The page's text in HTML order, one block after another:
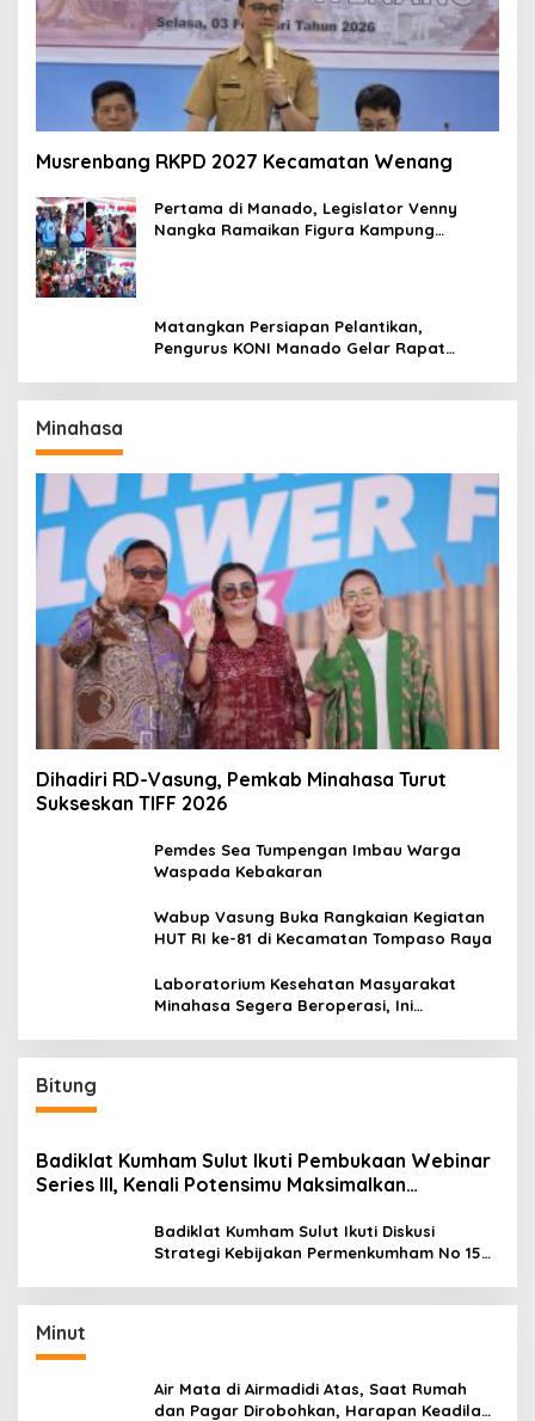
Musrenbang RKPD 2027 Kecamatan Wenang
Pertama di Manado, Legislator Venny
Nangka Ramaikan Figura Kampung
Matangkan Persiapan Pelantikan,
Pengurus KONI Manado Gelar Rapat
Minahasa
Dihadiri RD-Vasung, Pemkab Minahasa Turut
Sukseskan TIFF 2026
Pemdes Sea Tumpengan Imbau Warga
Waspada Kebakaran
Wabup Vasung Buka Rangkaian Kegiatan
HUT RI ke-81 di Kecamatan Tompaso Raya
Laboratorium Kesehatan Masyarakat
Minahasa Segera Beroperasi, Ini
Bitung
Badiklat Kumham Sulut Ikuti Pembukaan Webinar
Series III, Kenali Potensimu Maksimalkan
Badiklat Kumham Sulut Ikuti Diskusi
Strategi Kebijakan Permenkumham No 15
Minut
Air Mata di Airmadidi Atas, Saat Rumah
dan Pagar Dirobohkan, Harapan Keadilan